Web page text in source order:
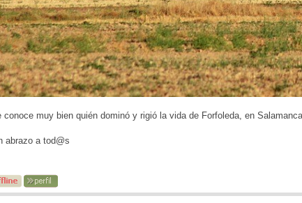
conoce muy bien quién dominó y rigió la vida de Forfoleda, en
abrazo a tod@s